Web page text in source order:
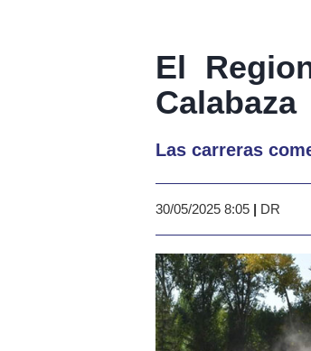
El
Calabaza
Las carreras
30/05/2025 8:05 | DR